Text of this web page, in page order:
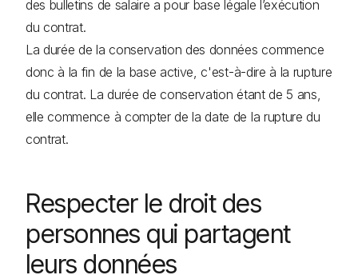
des bulletins de salaire a pour base légale l’exécution
du contrat.
La durée de la conservation des données commence
donc à la fin de la base active, c'est-à-dire à la rupture
du contrat. La durée de conservation étant de 5 ans,
elle commence à compter de la date de la rupture du
contrat.
Respecter le droit des
personnes qui partagent
leurs données